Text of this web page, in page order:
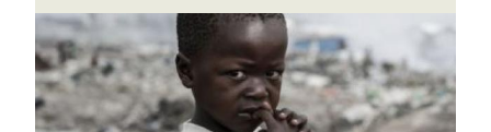
Paginación
Página
anterior
Página 2Siguiente
página
››